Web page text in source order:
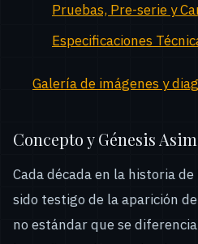
Pruebas, Pre-serie y
Especificaciones
Galería de imágenes y
Concepto y Génesis
Cada década en la historia
sido testigo de la aparición
no estándar que se